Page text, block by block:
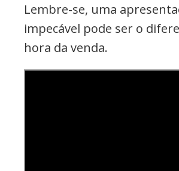
Lembre-se, uma
impecável pode ser o
hora da venda.